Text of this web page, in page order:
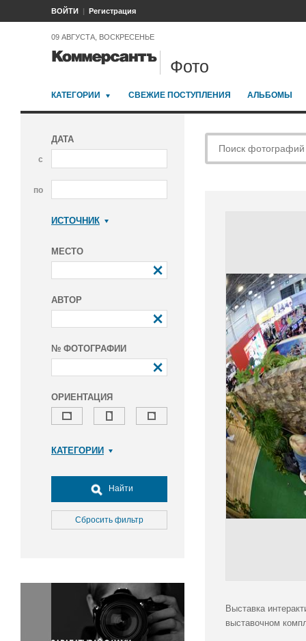
ВОЙТИ Регистрация
09 АВГУСТА, ВОСКРЕСЕНЬЕ
Фото
КАТЕГОРИИ СВЕЖИЕ ПОСТУПЛЕНИЯ АЛЬБОМЫ
ДАТА
с
по
ИСТОЧНИК
МЕСТО
АВТОР
№ ФОТОГРАФИИ
ОРИЕНТАЦИЯ
КАТЕГОРИИ
Досуг, туризм и отдых
Культура
Медицина
Окружающая среда
Политика
Правосудие
Найти
Сбросить фильтр
Выставка
выставочном